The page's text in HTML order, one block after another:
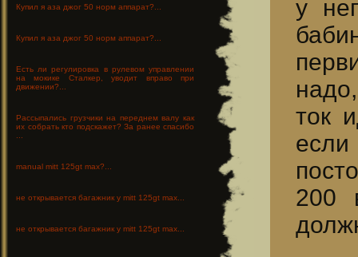
Купил я аза джог 50 норм аппарат?...
Купил я аза джог 50 норм аппарат?...
Есть ли регулировка в рулевом управлении
на мокике Сталкер, уводит вправо при
движении?...
Рассыпались грузчики на переднем валу как
их собрать кто подскажет? За ранее спасибо
...
manual mitt 125gt max?...
не открывается багажник у mitt 125gt max...
не открывается багажник у mitt 125gt max...
у
ток
200